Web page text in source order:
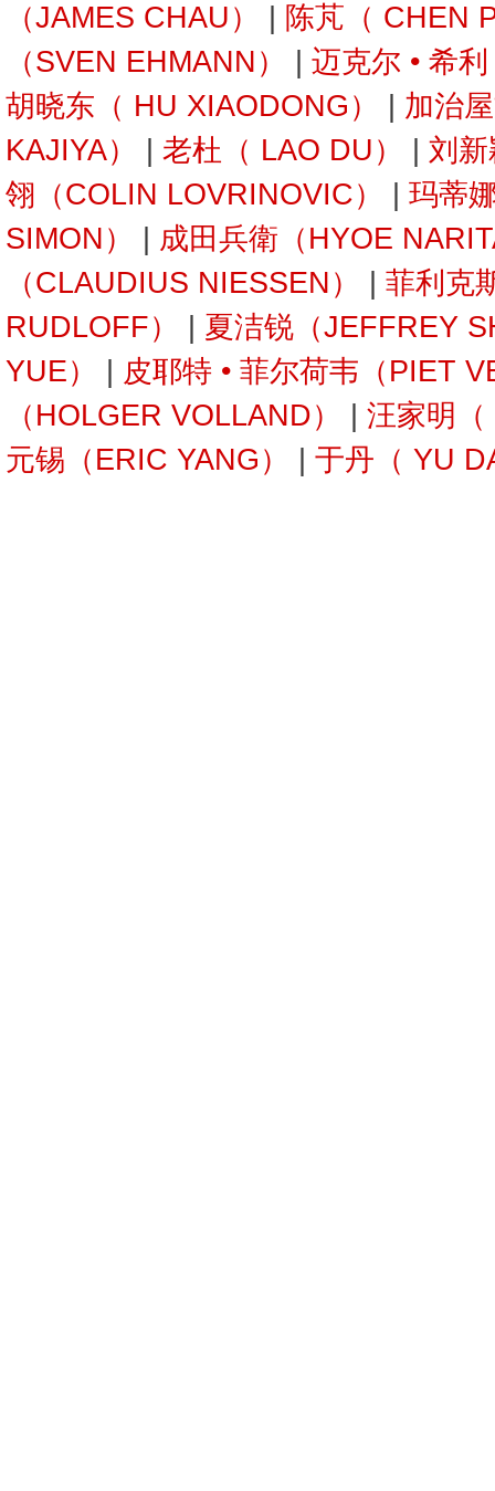
（JAMES CHAU）
陈芃（ CHEN
（SVEN EHMANN）
迈克尔 • 希
胡晓东（ HU XIAODONG）
加治
KAJIYA）
老杜（ LAO DU）
刘
翎（COLIN LOVRINOVIC）
玛蒂
SIMON）
成田兵衛（HYOE
（CLAUDIUS NIESSEN）
菲利克
RUDLOFF）
夏洁锐（JEFFREY
YUE）
皮耶特 • 菲尔荷韦（PIET
（HOLGER VOLLAND）
汪家明
元锡（ERIC YANG）
于丹（ YU